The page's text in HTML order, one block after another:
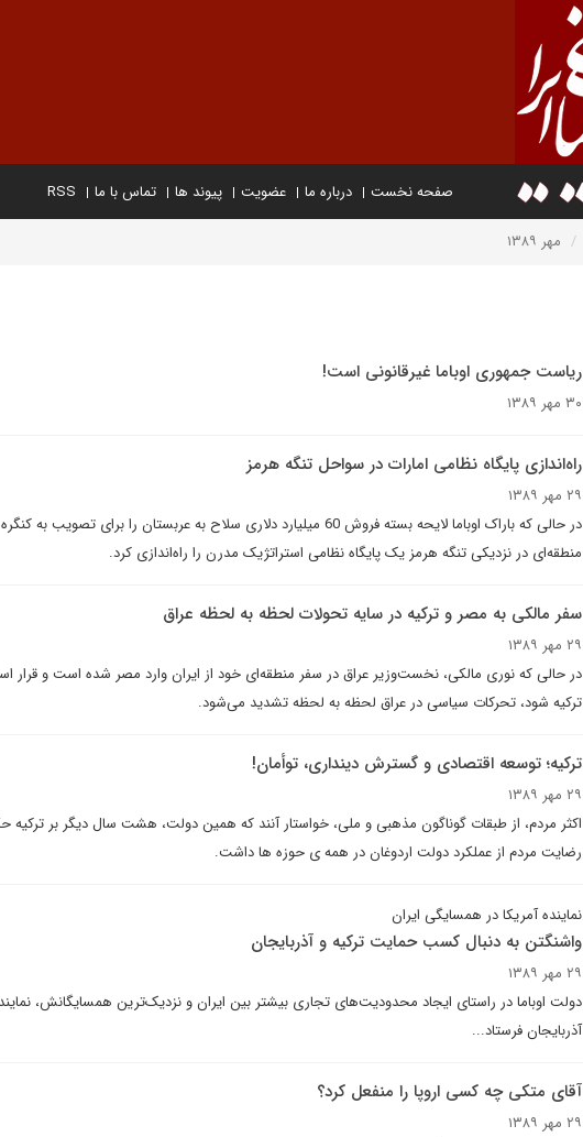
صفحه نخست درباره ما عضویت پیوند ها تماس با ما RSS
مهر ۱۳۸۹
ریاست جمهوری اوباما غیرقانونی است!
۳۰ مهر ۱۳۸۹
راه‌اندازی پایگاه نظامی امارات در سواحل تنگه هرمز
۲۹ مهر ۱۳۸۹
در حالی که باراک اوباما لایحه بسته فروش 60 میلیارد دلاری سلاح به عربستان را برای
منطقه‌ای در نزدیکی تنگه هرمز یک پایگاه نظامی استراتژیک مدرن را راه‌اندازی کرد.
سفر مالکی به مصر و ترکیه در سایه تحولات لحظه به لحظه عراق
۲۹ مهر ۱۳۸۹
در حالی که نوری مالکی، نخست‌وزیر عراق در سفر منطقه‌ای خود از ایران وارد مصر شده است و قرار
ترکیه شود، تحرکات سیاسی در عراق لحظه به لحظه تشدید می‌شود.
ترکیه؛ توسعه اقتصادی و گسترش دینداری، توأمان!
۲۹ مهر ۱۳۸۹
اکثر مردم، از طبقات گوناگون مذهبی و ملی، خواستار آنند که همین دولت، هشت سال دیگر بر ترکیه
رضایت مردم از عملکرد دولت اردوغان در همه ی حوزه ها داشت.
نماینده آمریکا در همسایگی ایران
واشنگتن به دنبال کسب حمایت ترکیه و آذربایجان
۲۹ مهر ۱۳۸۹
دولت اوباما در راستای ایجاد محدودیت‌های تجاری بیشتر بین ایران و نزدیک‌ترین همسایگانش،
آذربایجان فرستاد...
آقای متکی چه کسی اروپا را منفعل کرد؟
۲۹ مهر ۱۳۸۹